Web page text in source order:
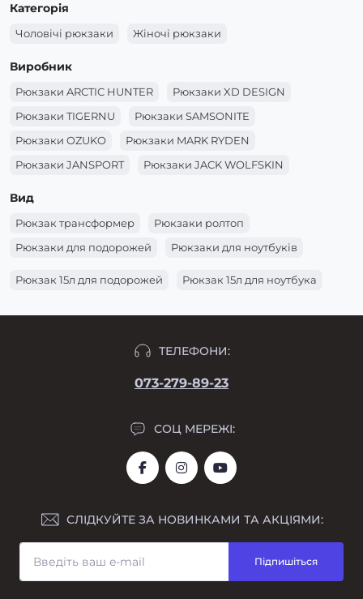
Категорія
Чоловічі рюкзаки Жіночі рюкзаки
Виробник
Рюкзаки ARCTIC HUNTER
Рюкзаки XD DESIGN
Рюкзаки TIGERNU
Рюкзаки SAMSONITE
Рюкзаки OZUKO
Рюкзаки MARK RYDEN
Рюкзаки JANSPORT
Рюкзаки JACK WOLFSKIN
Вид
Рюкзак трансформер
Рюкзаки ролтоп
Рюкзаки для подорожей
Рюкзаки для ноутбуків
Рюкзак 15л для подорожей Рюкзак 15л для ноутбука
ТЕЛЕФОНИ:
073-279-89-23
СОЦ МЕРЕЖІ:
СЛІДКУЙТЕ ЗА НОВИНКАМИ ТА АКЦІЯМИ:
Підпишіться